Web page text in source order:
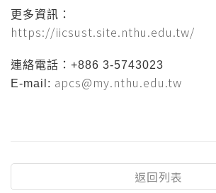
更多資訊：
https://iicsust.site.nthu.edu.tw/
連絡電話：+886 3-5743023
E-mail: apcs@my.nthu.edu.tw
返回列表